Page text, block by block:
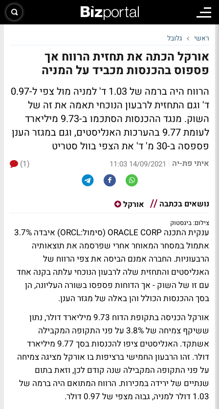
ראשי גלובל
אורקל הכתה את תחזית הרווח אך
פספוס בהכנסות מכביד על המניה
הרווח היה ברמה של 1.03 ד' למניה מול צפי ל-0.97
ד' וגם התחזית לרבעון הנוכחי תאמה את זה של
השוק. מנגד ההכנסות הסתכמו ב-9.73 מיליארד
לעומת 9.77 בהערכות האנליסטים, וגם במגזר הענן
פספסה ב-30 מ' ד' את הצפי בוול סטריט
איתי פת-יה |
14/09/2021 11:03
(1)
נושאים בכתבה אורקל
צילום: ביגסטוק
ענקית התכנה ORACLE CORP (סימול:ORCL) איבדה 3.7%
אתמול במסחר המאוחר אחרי שפרסמה את תוצאותיה
הרבעוניות. החברה אמנם הביסה את צפי הרווח של
האנליסטים והתחזית שלה לרבעון הנוכחי עלתה בקנה אחד
עם זו של השוק - אך הדוחות פספסו בשורה העליונה, הן
בסך ההכנסות הכולל והן באלה של מגזר הענן.
אורקל הכניסה בתקופת הדוח 9.73 מיליארד דולר, נתון
ששיקף צמיחה של 3.8% על פני התקופה המקבילה
אשתקד. האנליסטים ציפו להכנסות בסך 9.77 מיליארד
דולר. זהו הרבעון החמישי ברציפות בו אורקל מציגה צמיחה
על פני התקופה המקבילה שנה קודם לכן, וזאת בתום
שנתיים של ירידה במכירות. הרווח המתואם היה ברמה של
1.03 דולר למניה, גבוה מצפי של 0.97 דולר.